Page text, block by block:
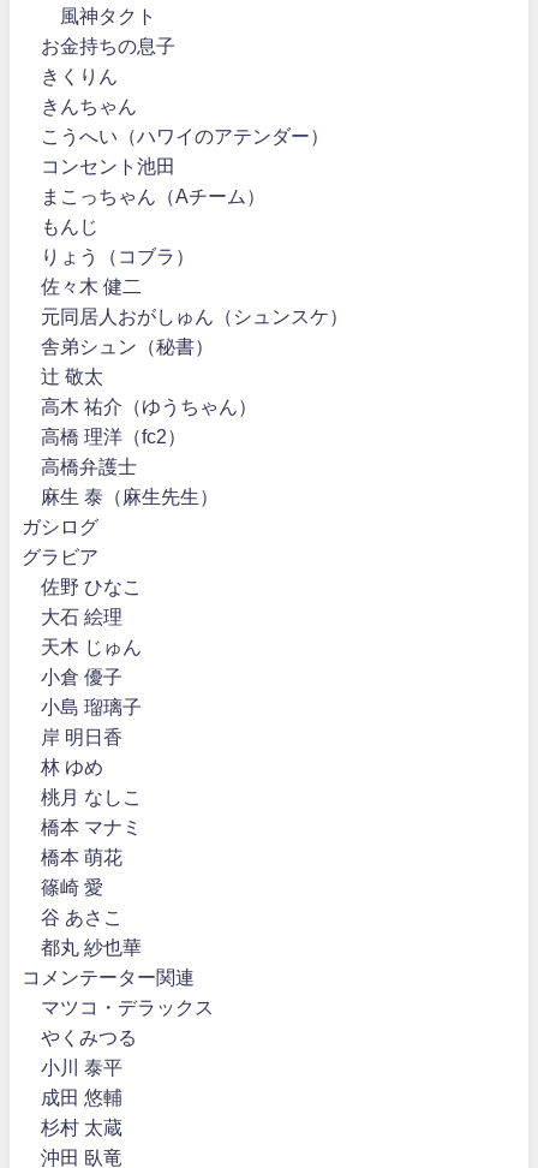
風神タクト
お金持ちの息子
きくりん
きんちゃん
こうへい（ハワイのアテンダー）
コンセント池田
まこっちゃん（Aチーム）
もんじ
りょう（コブラ）
佐々木 健二
元同居人おがしゅん（シュンスケ）
舎弟シュン（秘書）
辻 敬太
高木 祐介（ゆうちゃん）
高橋 理洋（fc2）
高橋弁護士
麻生 泰（麻生先生）
ガシログ
グラビア
佐野 ひなこ
大石 絵理
天木 じゅん
小倉 優子
小島 瑠璃子
岸 明日香
林 ゆめ
桃月 なしこ
橋本 マナミ
橋本 萌花
篠崎 愛
谷 あさこ
都丸 紗也華
コメンテーター関連
マツコ・デラックス
やくみつる
小川 泰平
成田 悠輔
杉村 太蔵
沖田 臥竜